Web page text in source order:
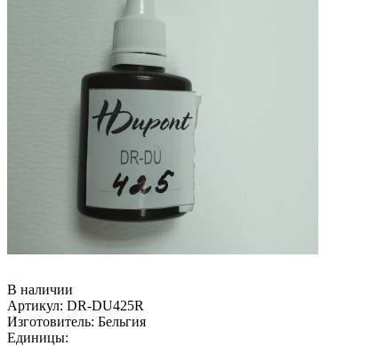
В наличии
Артикул: DR-DU425R
Изготовитель: Бельгия
Единицы: